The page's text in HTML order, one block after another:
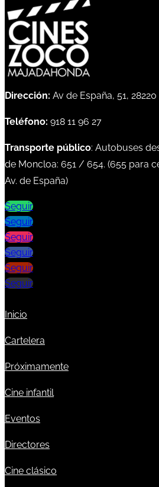
Dirección: Av de España, 51,
Teléfono: 918 11 96 27
Transporte público: Autobuses
de Moncloa: 651 / 654. (655 para
Av. de España)
Seguir
Seguir
Seguir
Seguir
Seguir
Seguir
Inicio
Cartelera
Próximamente
Cine infantil
Eventos
Directores
Cine clásico